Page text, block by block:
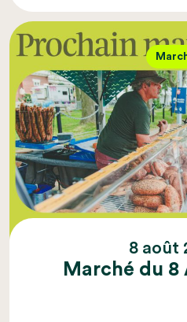
8 août
Marché du 8